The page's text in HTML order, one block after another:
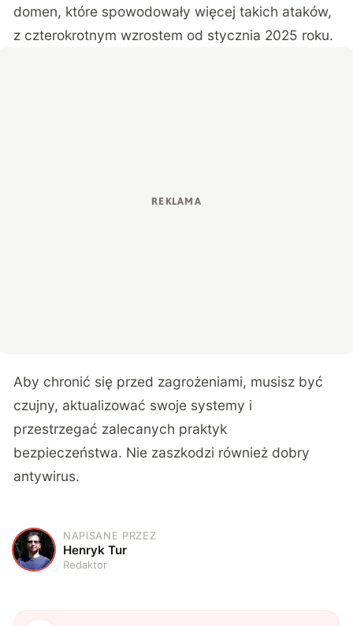
domen, które spowodowały więcej takich ataków,
z czterokrotnym wzrostem od stycznia 2025 roku.
Aby chronić się przed zagrożeniami, musisz być
czujny, aktualizować swoje systemy i
przestrzegać zalecanych praktyk
bezpieczeństwa. Nie zaszkodzi również dobry
antywirus.
H
NAPISANE PRZEZ
Henryk Tur
Redaktor